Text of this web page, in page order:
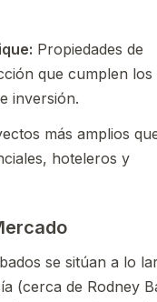
Propiedades de
que cumplen los
inversión.
más amplios
hoteleros y
se sitúan a lo
(cerca de Rodney